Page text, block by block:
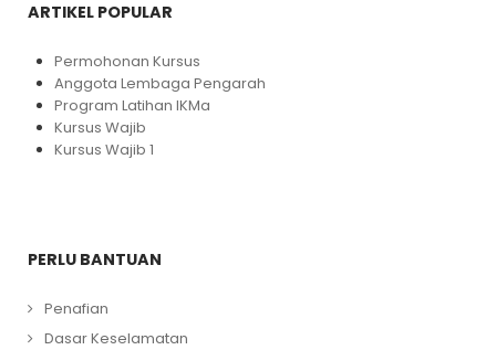
ARTIKEL POPULAR
Permohonan Kursus
Anggota Lembaga Pengarah
Program Latihan IKMa
Kursus Wajib
Kursus Wajib 1
PERLU BANTUAN
Penafian
Dasar Keselamatan